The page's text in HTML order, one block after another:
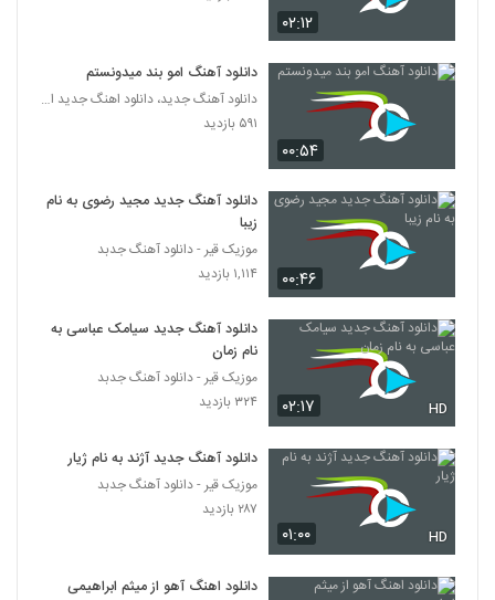
دانلود آهنگ حواست به من باشه از ایرج جهان
دیده
دانلود آهنگ جدید و زیبای پیروز بند با نام
چترتو ببند
۳۹۴ بازدید
آهنگ قطار از گروه دکور(پاپ)
۳۱۵ بازدید
آهنگ فاتح نورایی بنام تو دل برو
3227
Mehrdad Parvin Nabashi
3228
دانلود آهنگ حال ناخوش از بهروز نجاتی
۳۲۲ بازدید
Hamed Vafaee Dokhtare Mordadi
۰۲:۱۲
۰۰:۵۴
دانلود آهنگ امو بند میدونستم
دانلود آهنگ جدید، دانلود اهنگ جدید ایرانی
۵۹۱ بازدید
۰۰:۴۶
دانلود آهنگ جدید مجید رضوی به نام
زیبا
موزیک قیر - دانلود آهنگ جدبد
۱,۱۱۴ بازدید
۰۲:۱۷ HD
دانلود آهنگ جدید سیامک عباسی به
نام زمان
موزیک قیر - دانلود آهنگ جدبد
۳۲۴ بازدید
۰۱:۰۰ HD
دانلود آهنگ جدید آژند به نام ژیار
موزیک قیر - دانلود آهنگ جدبد
۲۸۷ بازدید
دانلود اهنگ آهو از میثم ابراهیمی